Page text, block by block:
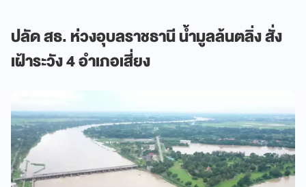
ปลัด สธ. ห่วงอุบลราชธานี น้ำมูลล้นตลิ่ง สั่ง
เฝ้าระวัง 4 อำเภอเสี่ยง